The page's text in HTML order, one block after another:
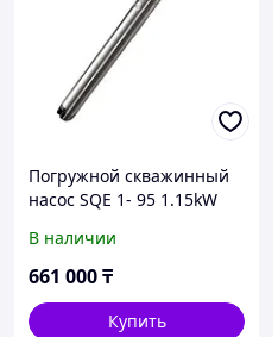
Погружной скважинный
насос SQE 1- 95 1.15kW
В наличии
661 000₸
Купить